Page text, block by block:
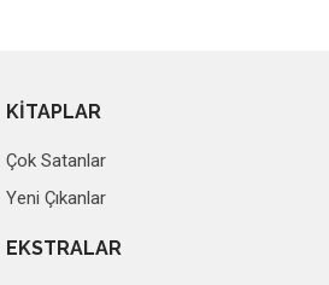
KİTAPLAR
Çok Satanlar
Yeni Çıkanlar
EKSTRALAR